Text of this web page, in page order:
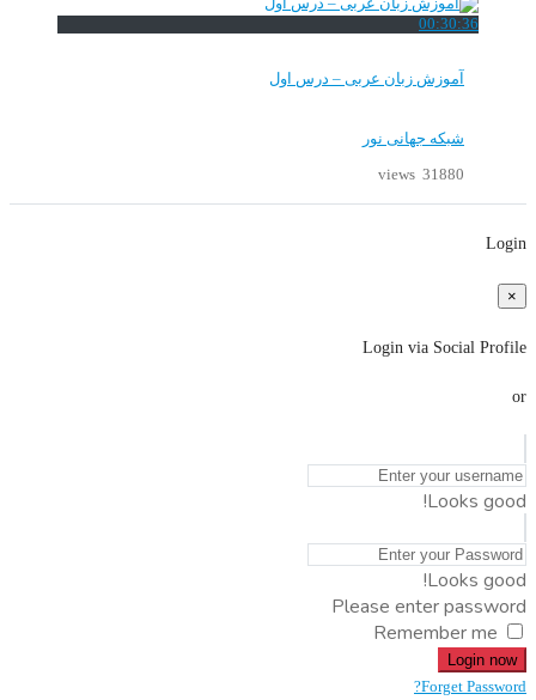
00:30:36
آموزش زبان عربی – درس اول
شبکه جهانی نور
31880 views
Login
×
Login via Social Profile
or
Looks good!
Looks good!
Please enter password
Remember me
Login now
Forget Password?